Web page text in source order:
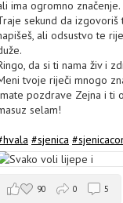
ima ogromno značenje.
sekund da
ali odsustvo te
da si ti nama živ i
tvoje riječi mnogo
pozdrave Zejna i ti
selam!
#sjenica
90 0 5